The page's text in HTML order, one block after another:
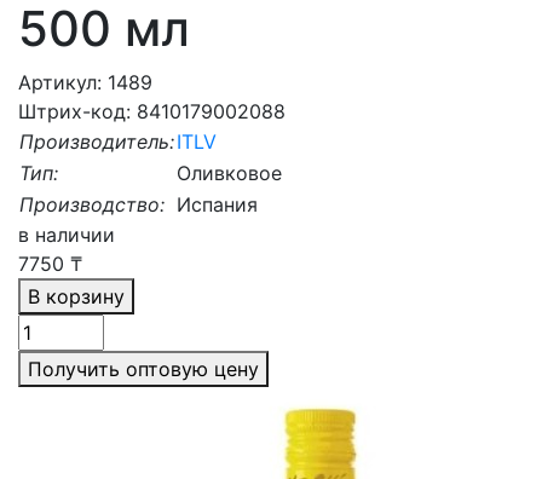
500 мл
Артикул: 1489
Штрих-код: 8410179002088
Производитель:ITLV
Тип:
Оливковое
Производство: Испания
в наличии
7750 ₸
В корзину
Получить оптовую цену